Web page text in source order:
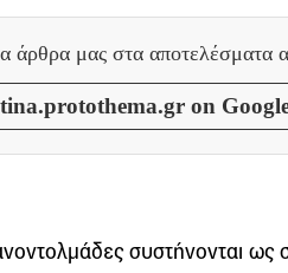
άρθρα μας στα αποτελέσματα
on
συστήνονται ως